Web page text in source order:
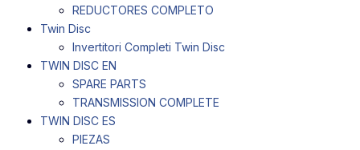
REDUCTORES COMPLETO
Twin Disc
Invertitori Completi Twin Disc
TWIN DISC EN
SPARE PARTS
TRANSMISSION COMPLETE
TWIN DISC ES
PIEZAS